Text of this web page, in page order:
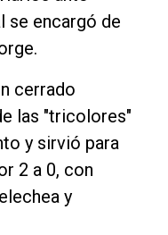
se encargó de
cerrado
las "tricolores"
y sirvió para
2 a 0, con
y